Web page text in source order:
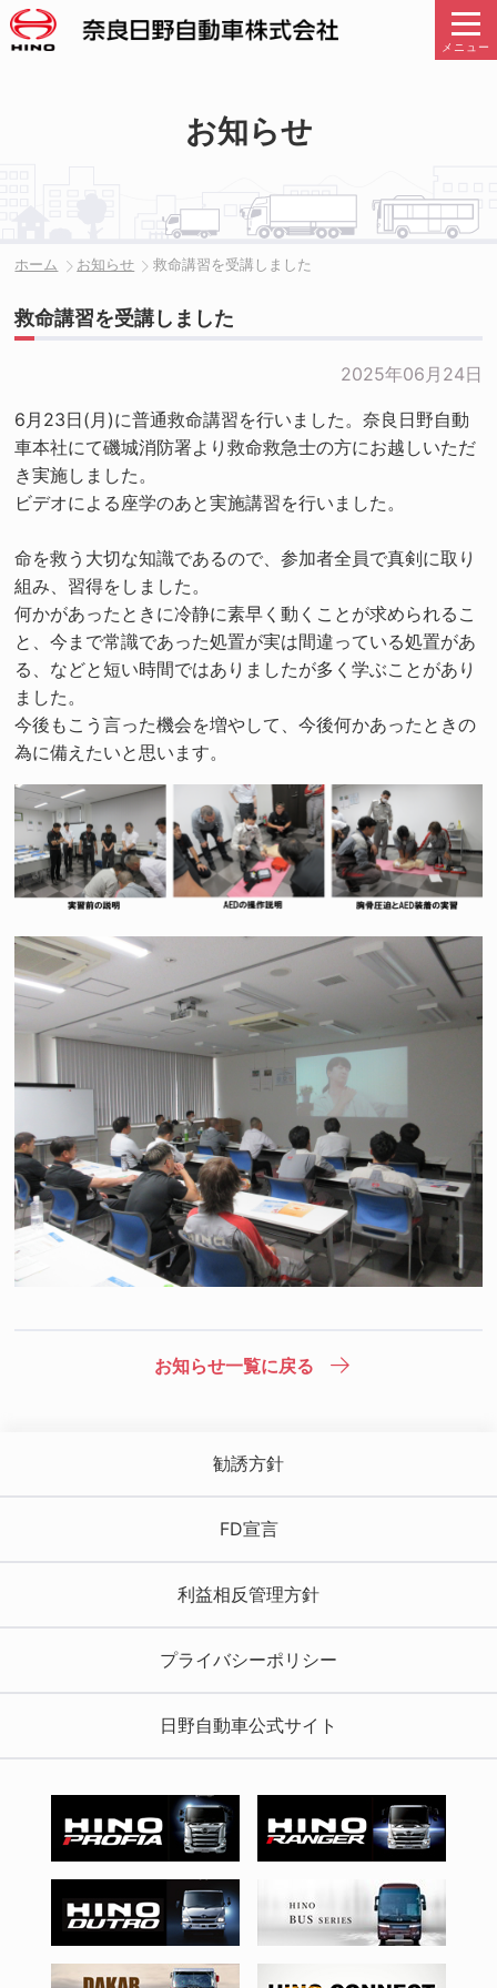
メニュー
お知らせ
ホーム お知らせ 救命講習を受講しました
救命講習を受講しました
2025年06月24日
6月23日(月)に普通救命講習を行いました。奈良日野自動
車本社にて磯城消防署より救命救急士の方にお越しいただ
き実施しました。
ビデオによる座学のあと実施講習を行いました。
命を救う大切な知識であるので、参加者全員で真剣に取り
組み、習得をしました。
何かがあったときに冷静に素早く動くことが求められるこ
と、今まで常識であった処置が実は間違っている処置があ
る、などと短い時間ではありましたが多く学ぶことがあり
ました。
今後もこう言った機会を増やして、今後何かあったときの
為に備えたいと思います。
お知らせ一覧に戻る
勧誘方針
FD宣言
利益相反管理方針
プライバシーポリシー
日野自動車公式サイト